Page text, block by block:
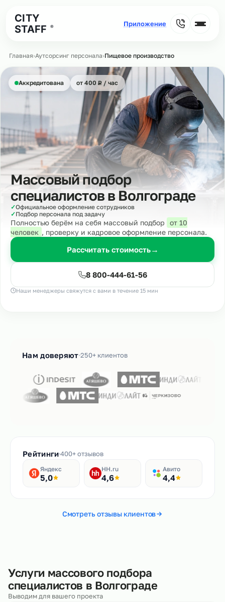
CITY
STAFF
®
Главная›Аутсорсинг персонала›Пищевое производство
Аккредитована от 400 ₽
Р/ час
Массовый подбор
специалистов вВолгограде
✓Официальное оформление сотрудников
✓Подбор персонала под задачу
Полностью берём на себя массовый подбор
от 10
человек , проверку и кадровое оформление персонала.
Рассчитать стоимость→
8 800-444-61-56
Наши менеджеры свяжутся с вами в течение 15 мин
Нам доверяют 250+ клиентов
Рейтинги400+ отзывов
Яндекс
5,0
HH.ru
4,6
Авито
4,4
Смотреть отзывы клиентов
Услуги массового подбора
специалистов в Волгограде
Выводим для вашего проекта